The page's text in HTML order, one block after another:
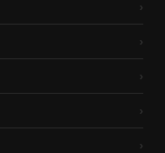
›
›
›
›
›